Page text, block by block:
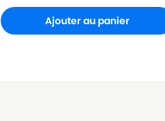
Ajouter au panier